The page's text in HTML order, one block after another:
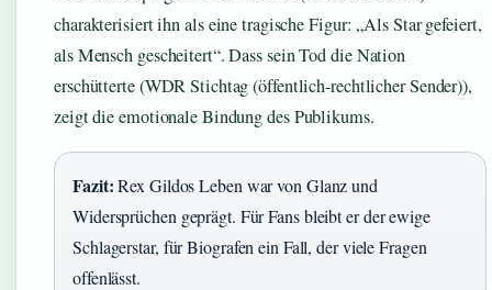
charakterisiert ihn als eine tragische Figur: „Als Star gefeiert,
als Mensch gescheitert“. Dass sein Tod die Nation
erschütterte (WDR Stichtag (öffentlich-rechtlicher Sender)),
zeigt die emotionale Bindung des Publikums.
Fazit:Rex Gildos Leben war von Glanz und
Widersprüchen geprägt. Für Fans bleibt er der ewige
Schlagerstar, für Biografen ein Fall, der viele Fragen
offenlässt.